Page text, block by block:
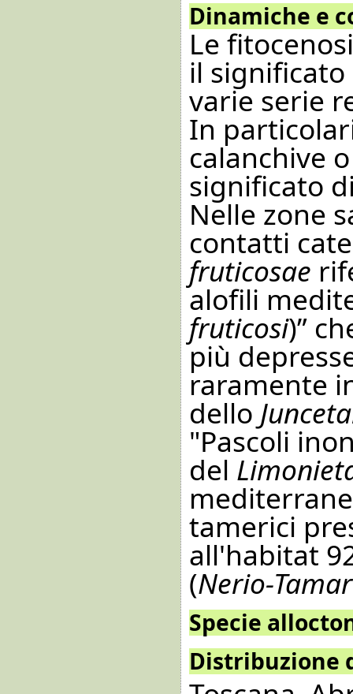
Dinamiche e
Le
il
varie serie
In
calanchive
significato
Nelle zone
contatti
fruticosae
alofili
fruticosi)”
più
raramente
dello
"Pascoli
del
tamerici
all'habitat
(Nerio-
Specie
Distribuzione